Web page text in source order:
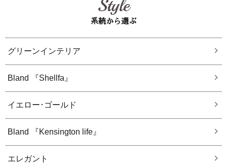
Style
系統から選ぶ
グリーンインテリア
Bland 『Shellfa』
イエロー･ゴールド
Bland 『Kensington life』
エレガント